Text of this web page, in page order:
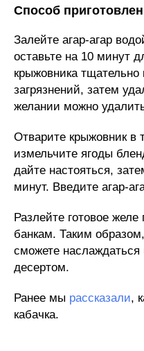
Способ
Залейте агар-агар
оставьте на 10 минут
крыжовника
загрязнений, затем
желании можно
Отварите крыжовник в
измельчите ягоды
дайте настояться,
минут. Введите агар-
Разлейте готовое
банкам. Таким
сможете
десертом.
Ранее мы рассказали,
кабачка.